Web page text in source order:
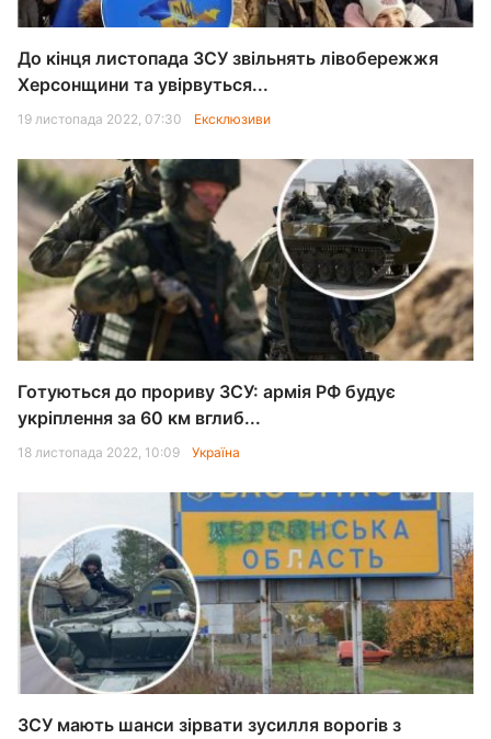
До кінця листопада ЗСУ звільнять лівобережжя
Херсонщини та увірвуться...
19 листопада 2022, 07:30 Ексклюзиви
Готуються до прориву ЗСУ: армія РФ будує
укріплення за 60 км вглиб...
18 листопада 2022, 10:09 Україна
ЗСУ мають шанси зірвати зусилля ворогів з